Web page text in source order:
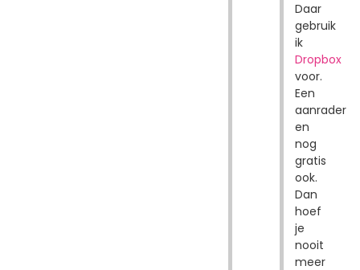
Daar
gebruik
ik
Dropbox
voor.
Een
aanrader
en
nog
gratis
ook.
Dan
hoef
je
nooit
meer